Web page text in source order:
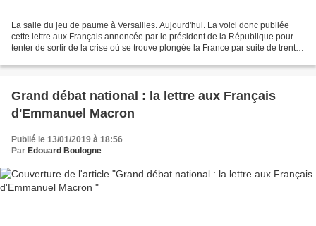
La salle du jeu de paume à Versailles. Aujourd'hui. La voici donc publiée
cette lettre aux Français annoncée par le président de la République pour
tenter de sortir de la crise où se trouve plongée la France par suite de trente
Grand débat national : la lettre aux Français
d'Emmanuel Macron
Publié le 13/01/2019 à 18:56
Par Edouard Boulogne